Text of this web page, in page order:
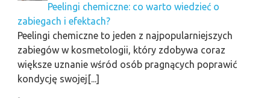
Peelingi chemiczne: co warto wiedzieć o
zabiegach i efektach?
Peelingi chemiczne to jeden z najpopularniejszych
zabiegów w kosmetologii, który zdobywa coraz
większe uznanie wśród osób pragnących poprawić
kondycję swojej[...]